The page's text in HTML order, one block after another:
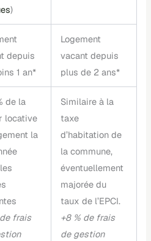
)
depuis
1 an*
Logement
vacant depuis
plus de 2 ans*
de la
locative
la
les
frais
Similaire à la
taxe
d’habitation de
la commune,
éventuellement
majorée du
taux de l’EPCI.
+8 % de frais
de gestion